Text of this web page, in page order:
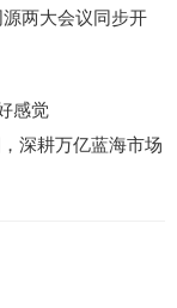
两大会议同步开
感觉
深耕万亿蓝海市场